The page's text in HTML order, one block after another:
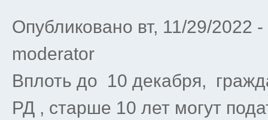
Опубликовано вт, 11/29/2022
moderator
Вплоть до 10 декабря,
РД , старше 10 лет могут